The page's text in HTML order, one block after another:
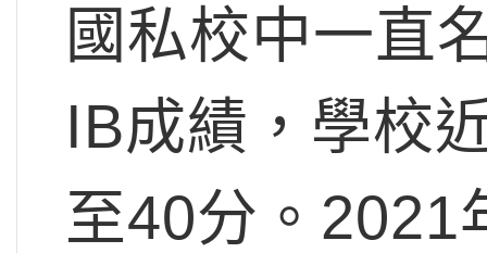
國私校中一直
IB成績，學校
至40分。2021